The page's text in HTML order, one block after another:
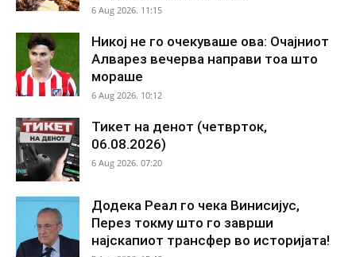
6 Aug 2026. 11:15
Никој не го очекуваше ова: Очајниот
Алварез вечерва направи тоа што
мораше
6 Aug 2026. 10:12
Тикет на денот (четврток,
06.08.2026)
6 Aug 2026. 07:20
Додека Реал го чека Винисијус,
Перез токму што го заврши
најскапиот трансфер во историјата!